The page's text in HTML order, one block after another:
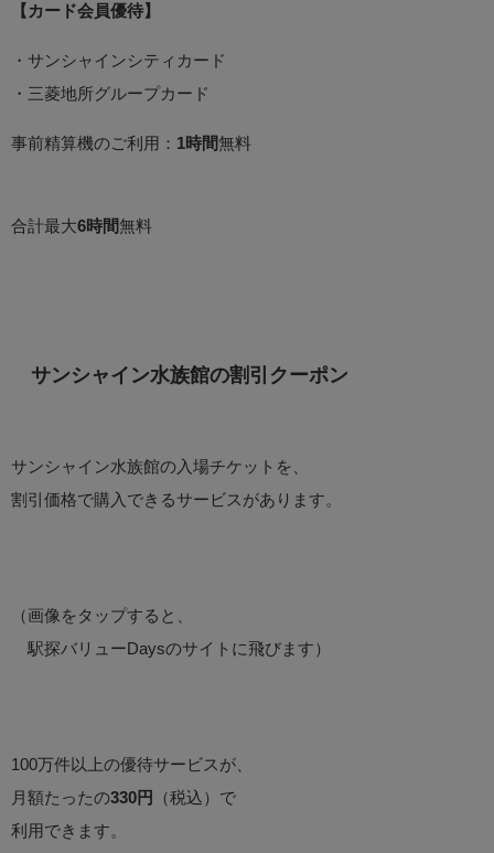
【カード会員優待】
・サンシャインシティカード
・三菱地所グループカード
事前精算機のご利用： 1時間無料
合計最大6時間無料
サンシャイン水族館の割引クーポン
サンシャイン水族館の入場チケットを、
割引価格で購入できるサービスがあります。
（画像をタップすると、
駅探バリューDaysのサイトに飛びます）
100万件以上の優待サービスが、
月額たったの330円
（税込）で
利用できます。